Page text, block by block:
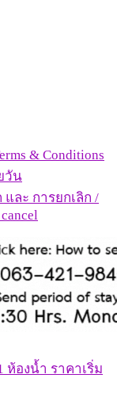
& Conditions
วัน
และ การยกเลิก /